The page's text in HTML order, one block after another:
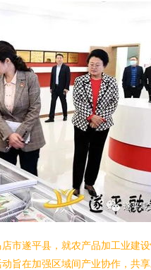
市遂平县，就农产品加工业建
旨在加强区域间产业协作，共